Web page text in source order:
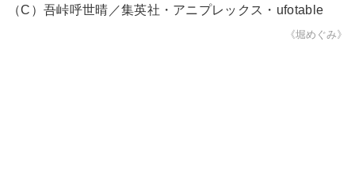
（C）吾峠呼世晴／集英社・アニプレックス・ufotable
《堀めぐみ》